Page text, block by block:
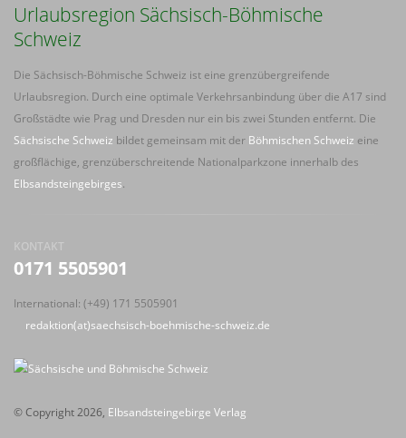
Urlaubsregion Sächsisch-Böhmische
Schweiz
Die Sächsisch-Böhmische Schweiz ist eine grenzübergreifende
Urlaubsregion. Durch eine optimale Verkehrsanbindung über die A17 sind
Großstädte wie Prag und Dresden nur ein bis zwei Stunden entfernt. Die
Sächsische Schweiz bildet gemeinsam mit der Böhmischen Schweiz eine
großflächige, grenzüberschreitende Nationalparkzone innerhalb des
Elbsandsteingebirges.
KONTAKT
0171 5505901
International: (+49) 171 5505901
redaktion(at)saechsisch-boehmische-schweiz.de
© Copyright 2026, Elbsandsteingebirge Verlag